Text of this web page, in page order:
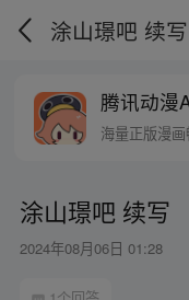
涂山璟吧 续写
腾讯动漫
海量正版漫
涂山璟吧 续写
2024年08月06日 01:28